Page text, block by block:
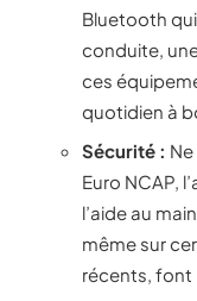
Bluetooth
conduite,
ces
quotidien à
Sécurité :
Euro NCAP,
l’aide au
même sur
récents, font